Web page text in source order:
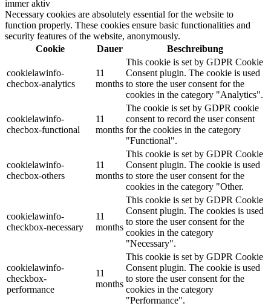
immer aktiv
Necessary cookies are absolutely essential for the website to
function properly. These cookies ensure basic functionalities and
security features of the website, anonymously.
Cookie
Dauer Beschreibung
cookielawinfo-
checbox-analytics
11
months
This cookie is set by GDPR Cookie
Consent plugin. The cookie is used
to store the user consent for the
cookies in the category "Analytics".
cookielawinfo-
checbox-functional
11
months
The cookie is set by GDPR cookie
consent to record the user consent
for the cookies in the category
"Functional".
cookielawinfo-
checbox-others
11
months
This cookie is set by GDPR Cookie
Consent plugin. The cookie is used
to store the user consent for the
cookies in the category "Other.
cookielawinfo-
checkbox-necessary
11
months
This cookie is set by GDPR Cookie
Consent plugin. The cookies is used
to store the user consent for the
cookies in the category
"Necessary".
cookielawinfo-
checkbox-
performance
11
months
This cookie is set by GDPR Cookie
Consent plugin. The cookie is used
to store the user consent for the
cookies in the category
"Performance".